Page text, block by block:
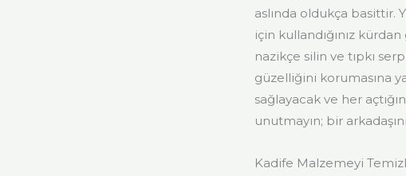
aslında oldukça basittir.
için kullandığınız
nazikçe silin ve tıpkı
güzelliğini korumasına
sağlayacak ve her
unutmayın; bir
Kadife Malzemeyi